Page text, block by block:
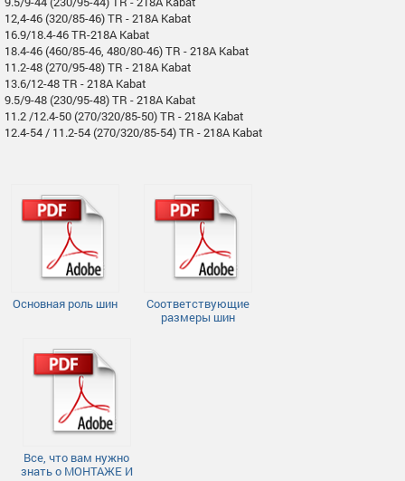
12,4-46 (320/85-46) TR - 218A Kabat
16.9/18.4-46 TR-218A Kabat
18.4-46 (460/85-46, 480/80-46) TR - 218A Kabat
11.2-48 (270/95-48) TR - 218A Kabat
13.6/12-48 TR - 218A Kabat
9.5/9-48 (230/95-48) TR - 218A Kabat
11.2 /12.4-50 (270/320/85-50) TR - 218A Kabat
12.4-54 / 11.2-54 (270/320/85-54) TR - 218A Kabat
Основная роль шин
Соответствующие
размеры шин
Все, что вам нужно
знать о МОНТАЖЕ И